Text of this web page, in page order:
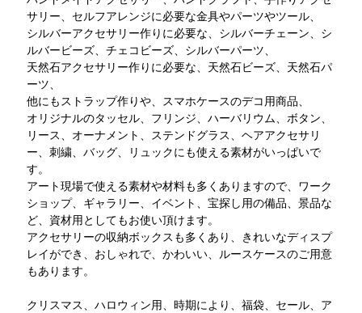
サリー、セルフアレンジに必要な金具やパーツやツール、
シルバーアクセサリー作りに必要な、シルバーチェーン、シ
ルバービーズ、チェコビーズ、シルバーパーツ、
天然石アクセサリー作りに必要な、天然石ビーズ、天然石パ
ーツ、
他にもストラップ作りや、スマホケースのデコ用商品、
オリジナルのタッセル、フリンジ、ハーバリウム、ボタン、
リース、オーナメント、ステンドグラス、ヘアアクセサリ
ー、刺繍、バッグ、リュックにも使える素材がいっぱいで
す。
アート現場で使える素材や材料も多くありますので、ワーク
ショップ、ギャラリー、イベント、宝探し用の備品、景品な
ど、資材用としてもお使い頂けます。
アクセサリーの収納ボックスも多くあり、きれいなディスプ
レイができ、おしゃれで、かわいい、ルースケースのご用意
もあります。
クリスマス、ハロウィン用、時期により、福袋、セール、ア